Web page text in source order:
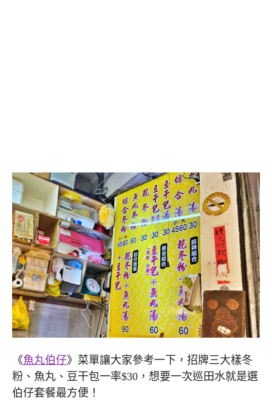
《魚丸伯仔》菜單讓大家參考一下，招牌三大樣冬
粉、魚丸、豆干包一率$30，想要一次巡田水就是選
伯仔套餐最方便！